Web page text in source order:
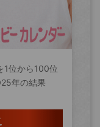
1位から100位
年の結果